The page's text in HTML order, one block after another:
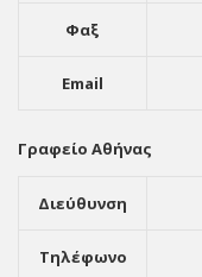
Φαξ
Email
Γραφείο Αθήνας
Διεύθυνση
Τηλέφωνο